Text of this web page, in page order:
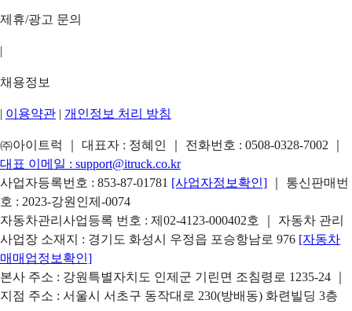
제휴/광고 문의
|
채용정보
| 이용약관 | 개인정보 처리 방침
㈜아이트럭 ｜ 대표자 : 정혜인 ｜ 전화번호 : 0508-0328-7002
대표 이메일 : support@itruck.co.kr
사업자등록번호 : 853-87-01781 [사업자정보확인]
｜ 통신판매번
호 : 2023-강원인제-0074
자동차관리사업등록 번호 : 제02-4123-000402호 ｜ 자동차 관리
사업장 소재지 : 경기도 화성시 우정읍 포승항남로 976 [자동차
매매업정보확인]
본사 주소 : 강원특별자치도 인제군 기린면 조침령로 1235-24 ｜
지점 주소 : 서울시 서초구 동작대로 230(방배동) 화련빌딩 3층